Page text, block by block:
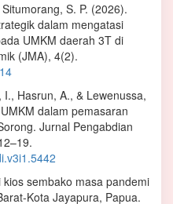
S. P. (2026).
dalam mengatasi
UMKM daerah 3T di
(JMA), 4(2).
Hasrun, A., & Lewenussa,
dalam pemasaran
Jurnal Pengabdian
sembako masa pandemi
Kota Jayapura, Papua.